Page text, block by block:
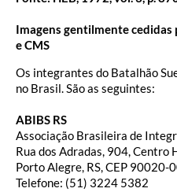
Imagens gentilmente cedidas
e CMS
Os integrantes do Batalhão
no Brasil. São as seguintes:
ABIBS RS
Associação Brasileira de
Rua dos Adradas, 904, Centro
Porto Alegre, RS, CEP 90020-
Telefone: (51) 3224 5382